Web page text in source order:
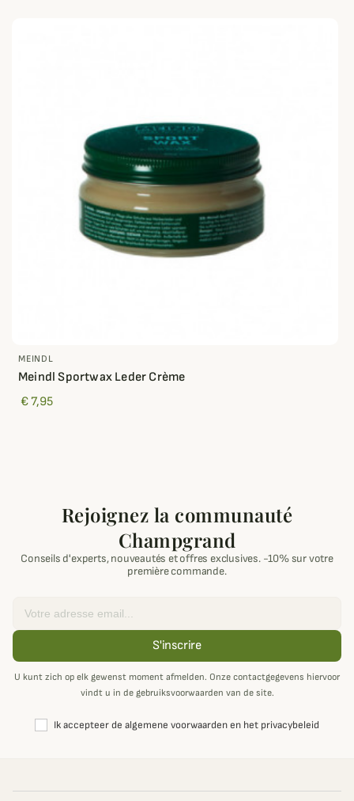
MEINDL
Meindl Sportwax Leder Crème
€ 7,95
Rejoignez la communauté
Champgrand
Conseils d'experts, nouveautés et offres exclusives. -10% sur votre
première commande.
S'inscrire
U kunt zich op elk gewenst moment afmelden. Onze contactgegevens hiervoor
vindt u in de gebruiksvoorwaarden van de site.
Ik accepteer de algemene voorwaarden en het privacybeleid